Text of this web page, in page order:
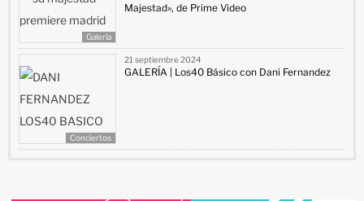
Galería
Majestad», de Prime Video
Conciertos
21 septiembre 2024
GALERÍA | Los40 Básico con Dani Fernandez